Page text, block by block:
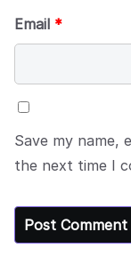
Email *
Save my name,
the next time I